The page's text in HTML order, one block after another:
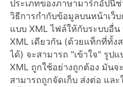
ประเภทของภาษามาร์กอัปนี้
วิธีการกำกับข้อมูลบนหน้าเว็
แบบ XML ไฟล์ให้กับระบบอื่
XML เดียวกัน (ด้วยแท็กที่ทั้ง
ได้) จะสามารถ "เข้าใจ" รูป
XML ถูกใช้อย่างถูกต้อง มัน
สามารถถูกจัดเก็บ ส่งต่อ แล